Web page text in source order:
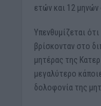
ετών και 12 μηνών
Υπενθυμίζεται
βρίσκονταν στο
μητέρας της
μεγαλύτερο
δολοφονία της